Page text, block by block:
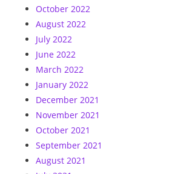
October 2022
August 2022
July 2022
June 2022
March 2022
January 2022
December 2021
November 2021
October 2021
September 2021
August 2021